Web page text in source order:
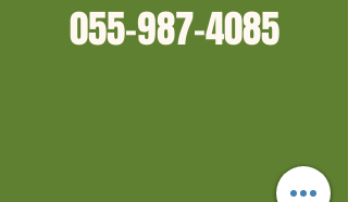
055-987-4085